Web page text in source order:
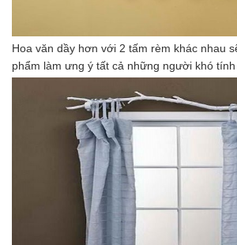
Hoa văn dầy hơn với 2 tấm rèm khác nhau
phẩm làm ưng ý tất cả những người khó tính